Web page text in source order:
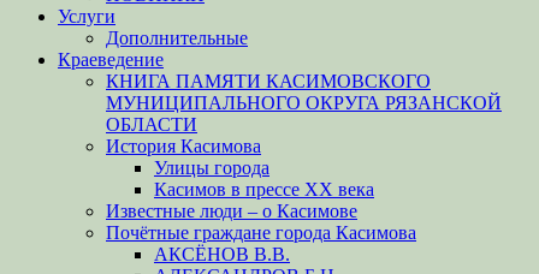
Услуги
Дополнительные
Краеведение
КНИГА ПАМЯТИ КАСИМОВСКОГО
МУНИЦИПАЛЬНОГО ОКРУГА РЯЗАНСКОЙ
ОБЛАСТИ
История Касимова
Улицы города
Касимов в прессе XX века
Известные люди – о Касимове
Почётные граждане города Касимова
АКСЁНОВ В.В.